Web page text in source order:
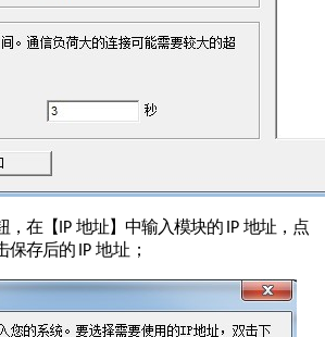
，在【 IP 地址】中输入模块的 IP 地址，点
保存后的 IP 地址；